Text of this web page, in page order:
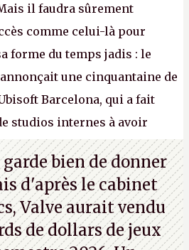
il faudra sûrement
comme celui-là pour
forme du temps jadis : le
une cinquantaine de
Barcelona, qui a fait
studios internes à avoir
Creedsous la direction
A.garde bien de donner
d'après le cabinet
Valve aurait vendu
de dollars de jeux